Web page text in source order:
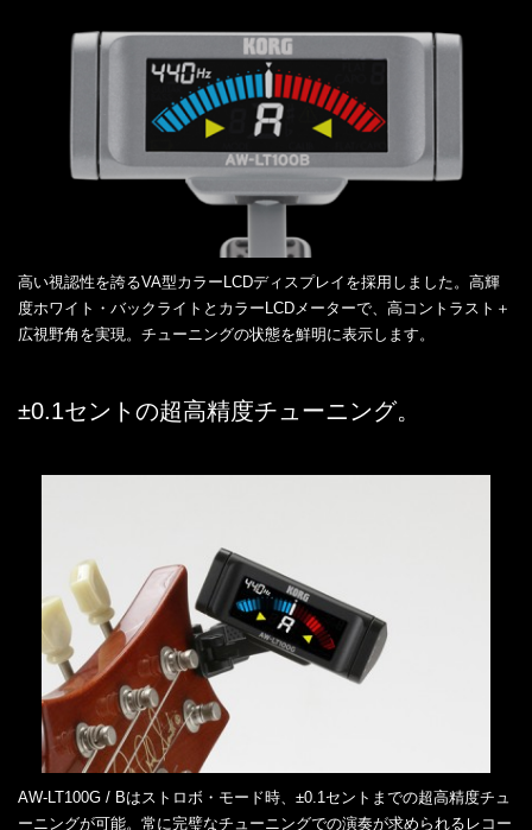
高い視認性を誇るVA型カラーLCDディスプレイを採用しました。高輝
度ホワイト・バックライトとカラーLCDメーターで、高コントラスト＋
広視野角を実現。チューニングの状態を鮮明に表示します。
±0.1セントの超高精度チューニング。
AW-LT100G / Bはストロボ・モード時、±0.1セントまでの超高精度チュ
ーニングが可能。常に完璧なチューニングでの演奏が求められるレコー